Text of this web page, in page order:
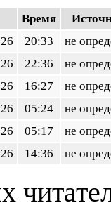
Время
20:33
не
22:36
не
16:27
не
05:24
не
05:17
не
14:36 не